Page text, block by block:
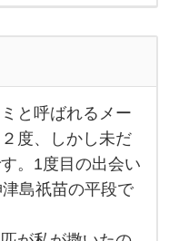
と呼ばれるメー
度、しかし未だ
。1度目の出会い
島祇苗の平段で